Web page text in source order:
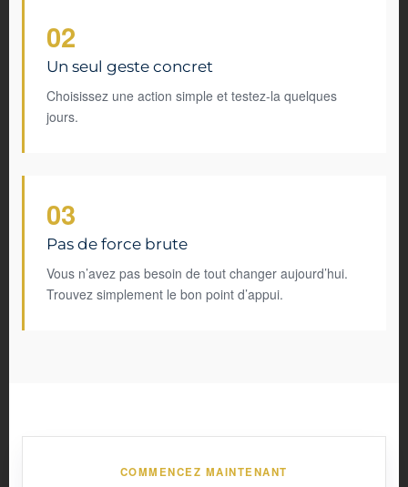
02
Un seul geste concret
Choisissez une action simple et testez-la quelques
jours.
03
Pas de force brute
Vous n’avez pas besoin de tout changer aujourd’hui.
Trouvez simplement le bon point d’appui.
COMMENCEZ MAINTENANT